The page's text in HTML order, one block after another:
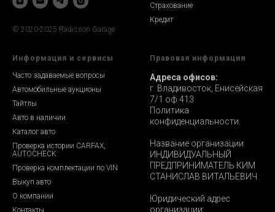
© 2020-2025 Radisson Garage
Страхование
Кредит
Информация и сервисы
Часто задаваемые вопросы
Автомобильные аукционы
Тайтлы
Авто в наличии
Каталог авто
Проверка истории CARFAX,
AUTOCHECK
Проверка комплектации по VIN
Выкуп авто
О компании
Контакты
Правовая информация
Адреса офисов:
г. Владивосток, Енисейская
7/1 оф 413
Политика
конфиденциальности.
Название организации
ИНДИВИДУАЛЬНЫЙ
ПРЕДПРИНИМАТЕЛЬ КИМ
СТАНИСЛАВ ВИТАЛЬЕВИЧ
Юридический адрес
организации: